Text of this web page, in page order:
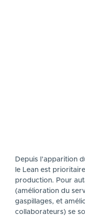
Depuis l’apparition
le Lean est
production. Pour
(amélioration du
gaspillages, et
collaborateurs) se